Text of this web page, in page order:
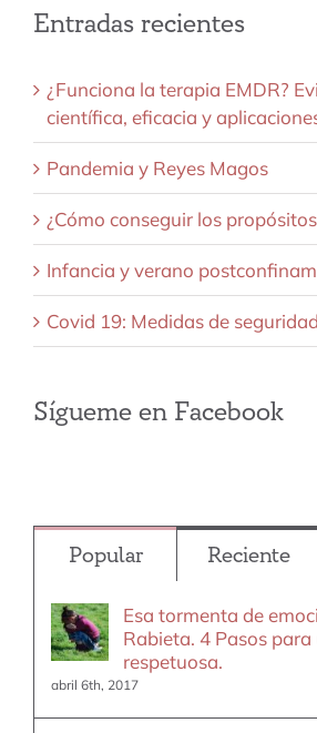
Entradas recientes
¿Funciona la terapia EMDR?
científica, eficacia y
Pandemia y Reyes Magos
¿Cómo conseguir los
Infancia y verano
Covid 19: Medidas de
Sígueme en Facebook
Popular Reciente
Esa tormenta de
Rabieta. 4 Pasos
respetuosa.
abril 6th, 2017